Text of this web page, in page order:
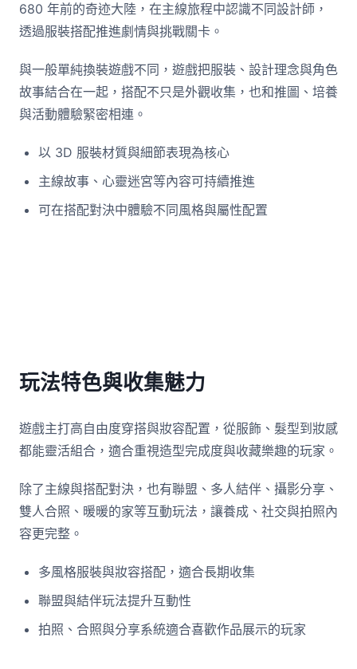
680 年前的奇迹大陸，在主線旅程中認識不同設計師，
透過服裝搭配推進劇情與挑戰關卡。
與一般單純換裝遊戲不同，遊戲把服裝、設計理念與角色
故事結合在一起，搭配不只是外觀收集，也和推圖、培養
與活動體驗緊密相連。
以 3D 服裝材質與細節表現為核心
主線故事、心靈迷宮等內容可持續推進
可在搭配對決中體驗不同風格與屬性配置
玩法特色與收集魅力
遊戲主打高自由度穿搭與妝容配置，從服飾、髮型到妝感
都能靈活組合，適合重視造型完成度與收藏樂趣的玩家。
除了主線與搭配對決，也有聯盟、多人結伴、攝影分享、
雙人合照、暖暖的家等互動玩法，讓養成、社交與拍照內
容更完整。
多風格服裝與妝容搭配，適合長期收集
聯盟與結伴玩法提升互動性
拍照、合照與分享系統適合喜歡作品展示的玩家